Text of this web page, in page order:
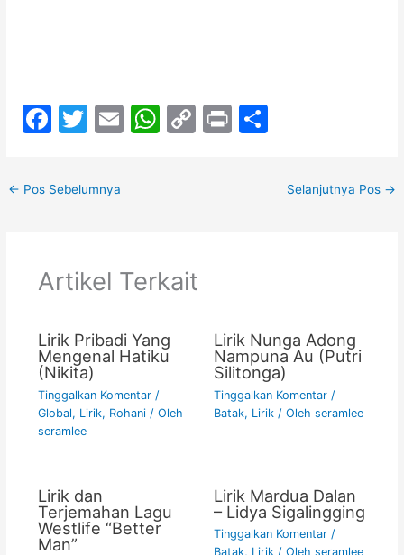
F
c
e
o
T
er
E
W
p
p
C
k
Pr
ar
← Pos Sebelumnya Selanjutnya Pos →
Artikel Terkait
Lirik Pribadi Yang
Mengenal Hatiku
(Nikita)
Tinggalkan Komentar /
Global, Lirik, Rohani/ Oleh
seramlee
Lirik Nunga Adong
Nampuna Au (Putri
Silitonga)
Tinggalkan Komentar /
Batak, Lirik/ Oleh seramlee
Lirik dan
Terjemahan Lagu
Westlife “Better
Man”
Lirik Mardua Dalan
– Lidya Sigalingging
Tinggalkan Komentar /
Batak, Lirik/ Oleh seramlee